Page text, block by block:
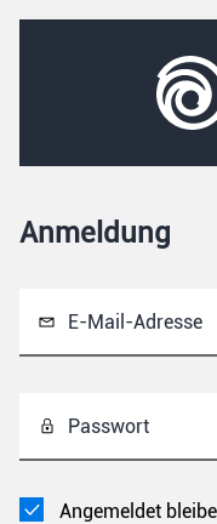
Anmeldung
E-Mail-Adresse
Passwort
Angemeldet